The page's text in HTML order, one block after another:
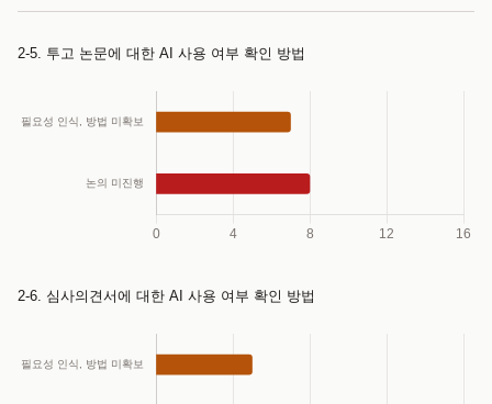
2-5. 투고 논문에 대한 AI 사용 여부 확인 방법
2-6. 심사의견서에 대한 AI 사용 여부 확인 방법